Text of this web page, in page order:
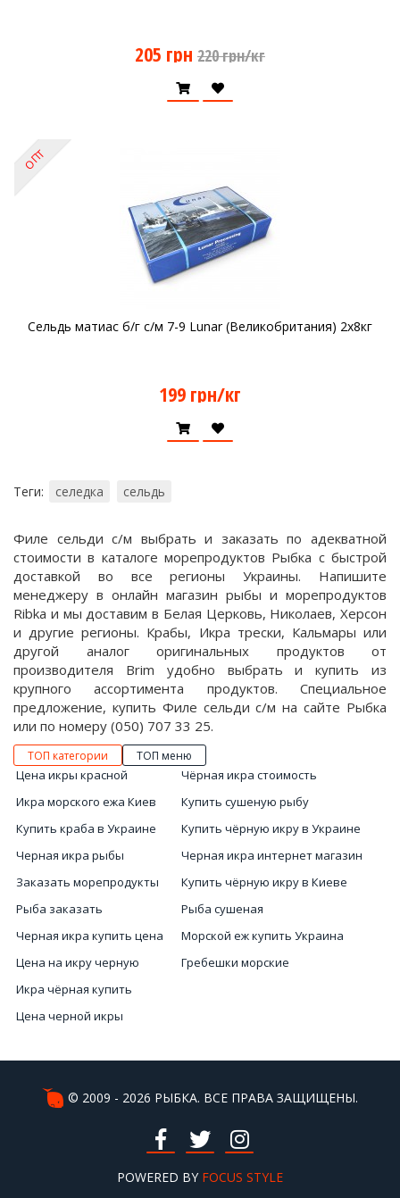
205 грн 220 грн/кг
ОПТ
Сельдь матиас б/г с/м 7-9 Lunar (Великобритания) 2х8кг
199 грн/кг
Теги: селедка сельдь
Филе сельди с/м выбрать и заказать по адекватной
стоимости в каталоге морепродуктов Рыбка с быстрой
доставкой во все регионы Украины. Напишите
менеджеру в онлайн магазин рыбы и морепродуктов
Ribka и мы доставим в Белая Церковь, Николаев, Херсон
и другие регионы. Крабы, Икра трески, Кальмары или
другой аналог оригинальных продуктов от
производителя Brim удобно выбрать и купить из
крупного ассортимента продуктов. Специальное
предложение, купить Филе сельди с/м на сайте Рыбка
или по номеру (050) 707 33 25.
ТОП категории ТОП меню
Цена икры красной
Икра морского ежа Киев
Купить краба в Украине
Черная икра рыбы
Заказать морепродукты
Рыба заказать
Черная икра купить цена
Цена на икру черную
Чёрная икра стоимость
Купить сушеную рыбу
Купить чёрную икру в Украине
Черная икра интернет магазин
Купить чёрную икру в Киеве
Рыба сушеная
Морской еж купить Украина
Гребешки морские
Икра чёрная купить
Цена черной икры
Цена на красную икру в Украине
Купить красную икру Киев
Морепродукты купить в Киеве
© 2009 - 2026 РЫБКА. ВСЕ ПРАВА ЗАЩИЩЕНЫ.
POWERED BY FOCUS STYLE